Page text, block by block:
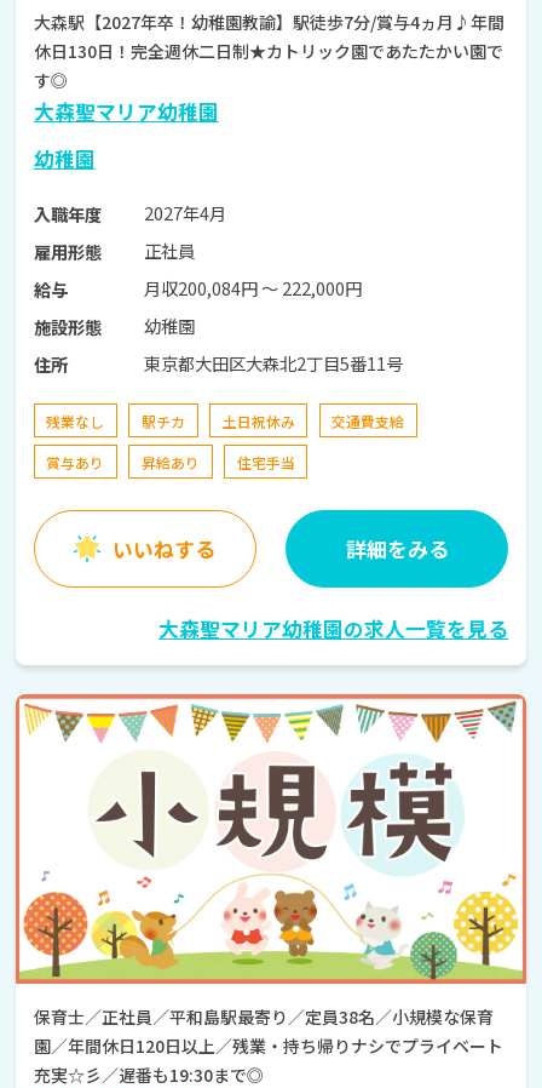
大森駅【2027年卒！幼稚園教諭】駅徒歩7分/賞与4ヵ月♪年間
休日130日！完全週休二日制★カトリック園であたたかい園で
す◎
大森聖マリア幼稚園
幼稚園
入職年度
2027年4月
雇用形態
正社員
給与
月収200,084円 〜 222,000円
施設形態
幼稚園
住所
東京都大田区大森北2丁目5番11号
残業なし 駅チカ 土日祝休み
交通費支給
賞与あり
昇給あり 住宅手当
いいねする 詳細をみる
大森聖マリア幼稚園の求人一覧を見る
保育士／正社員／平和島駅最寄り／定員38名／小規模な保育
園／年間休日120日以上／残業・持ち帰りナシでプライベート
充実☆彡／遅番も19:30まで◎